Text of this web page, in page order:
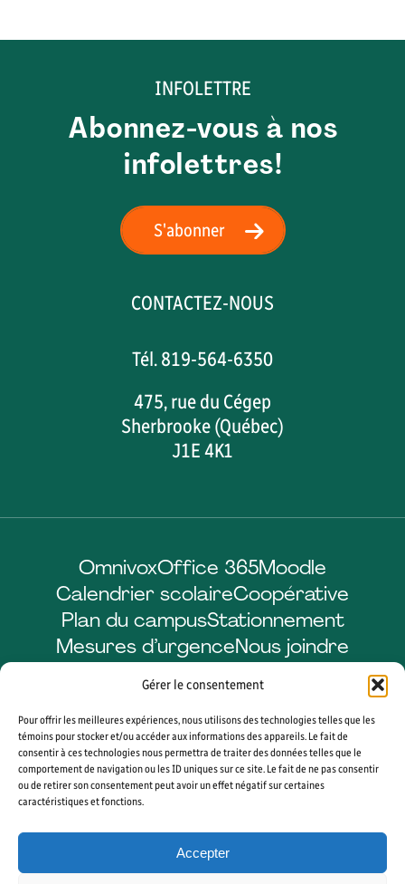
Gérer le consentement
Pour offrir les meilleures expériences, nous utilisons des technologies telles que les
témoins pour stocker et/ou accéder aux informations des appareils. Le fait de
consentir à ces technologies nous permettra de traiter des données telles que le
comportement de navigation ou les ID uniques sur ce site. Le fait de ne pas consentir
ou de retirer son consentement peut avoir un effet négatif sur certaines
caractéristiques et fonctions.
Accepter
INFOLETTRE
Abonnez-vous à nos
infolettres!
S'abonner
CONTACTEZ-NOUS
Tél. 819-564-6350
475, rue du Cégep
Sherbrooke (Québec)
J1E 4K1
OmnivoxOffice 365Moodle
Calendrier scolaireCoopérative
Plan du campusStationnement
Mesures d’urgenceNous joindre
FacebookLinkedInInstagramYouTube
VORTEX SOLUTION
PLAN DU SITE GÉRER MES COOKIES